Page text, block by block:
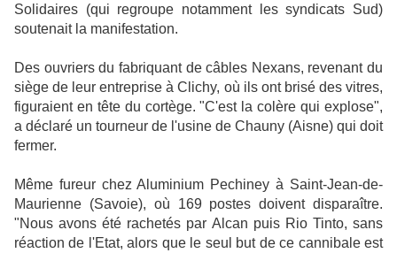
Solidaires (qui regroupe notamment les syndicats Sud)
soutenait la manifestation.
Des ouvriers du fabriquant de câbles Nexans, revenant du
siège de leur entreprise à Clichy, où ils ont brisé des vitres,
figuraient en tête du cortège. "C'est la colère qui explose",
a déclaré un tourneur de l'usine de Chauny (Aisne) qui doit
fermer.
Même fureur chez Aluminium Pechiney à Saint-Jean-de-
Maurienne (Savoie), où 169 postes doivent disparaître.
"Nous avons été rachetés par Alcan puis Rio Tinto, sans
réaction de l'Etat, alors que le seul but de ce cannibale est